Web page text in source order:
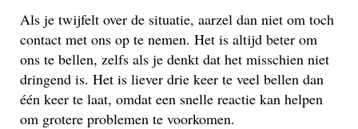
Als je twijfelt over de situatie, aarzel dan niet om toch
contact met ons op te nemen. Het is altijd beter om
ons te bellen, zelfs als je denkt dat het misschien niet
dringend is. Het is liever drie keer te veel bellen dan
één keer te laat, omdat een snelle reactie kan helpen
om grotere problemen te voorkomen.